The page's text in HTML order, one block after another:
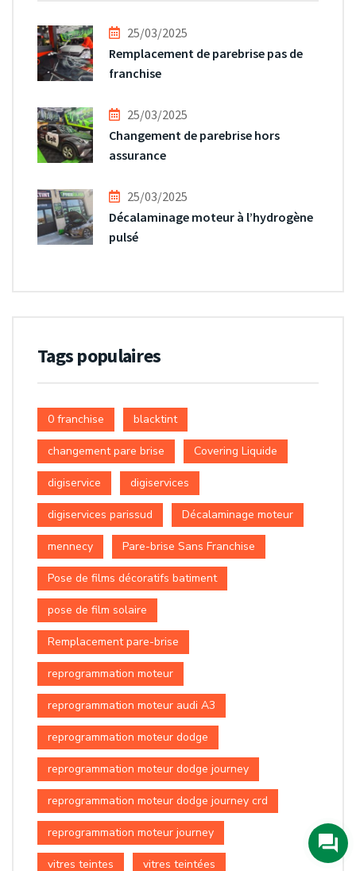
25/03/2025
Remplacement de parebrise pas de
franchise
25/03/2025
Changement de parebrise hors
assurance
25/03/2025
Décalaminage moteur à l’hydrogène
pulsé
Tags populaires
0 franchise blacktint
changement pare brise Covering Liquide
digiservice digiservices
digiservices parissud Décalaminage moteur
mennecy Pare-brise Sans Franchise
Pose de films décoratifs batiment
pose de film solaire
Remplacement pare-brise
reprogrammation moteur
reprogrammation moteur audi A3
reprogrammation moteur dodge
reprogrammation moteur dodge journey
reprogrammation moteur dodge journey crd
reprogrammation moteur journey
vitres teintes vitres teintées